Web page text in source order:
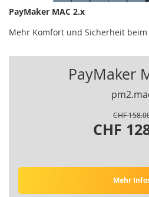
PayMaker MAC 2.x
Mehr Komfort und Sicherheit beim
PayMaker
CHF
CHF
Mehr